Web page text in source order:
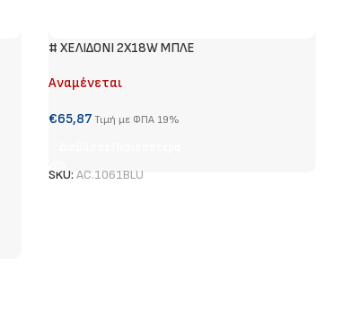
# ΧΕΛΙΔΟΝΙ 2Χ18W ΜΠΛΕ
Αναμένεται
€65,87 Τιμή με ΦΠΑ 19%
SKU: AC.1061BLU